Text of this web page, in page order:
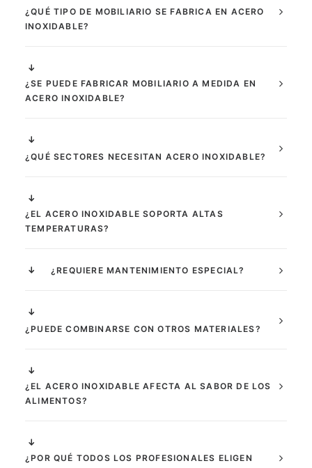
¿QUÉ TIPO DE MOBILIARIO SE FABRICA EN ACERO
INOXIDABLE?
¿SE PUEDE FABRICAR MOBILIARIO A MEDIDA EN
ACERO INOXIDABLE?
¿QUÉ SECTORES NECESITAN ACERO INOXIDABLE?
¿EL ACERO INOXIDABLE SOPORTA ALTAS
TEMPERATURAS?
¿REQUIERE MANTENIMIENTO ESPECIAL?
¿PUEDE COMBINARSE CON OTROS MATERIALES?
¿EL ACERO INOXIDABLE AFECTA AL SABOR DE LOS
ALIMENTOS?
¿POR QUÉ TODOS LOS PROFESIONALES ELIGEN